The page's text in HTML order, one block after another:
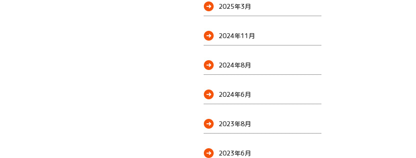
2025年3月
2024年11月
2024年8月
2024年6月
2023年8月
2023年6月